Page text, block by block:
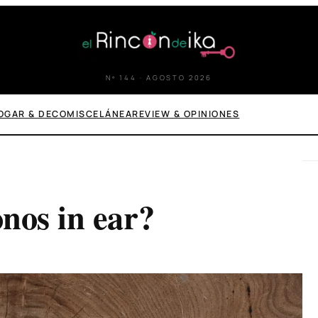
Nº 144 · AGOSTO 2026
& DECOMISCELÁNEAREVIEW & OPINIONES
in ear?